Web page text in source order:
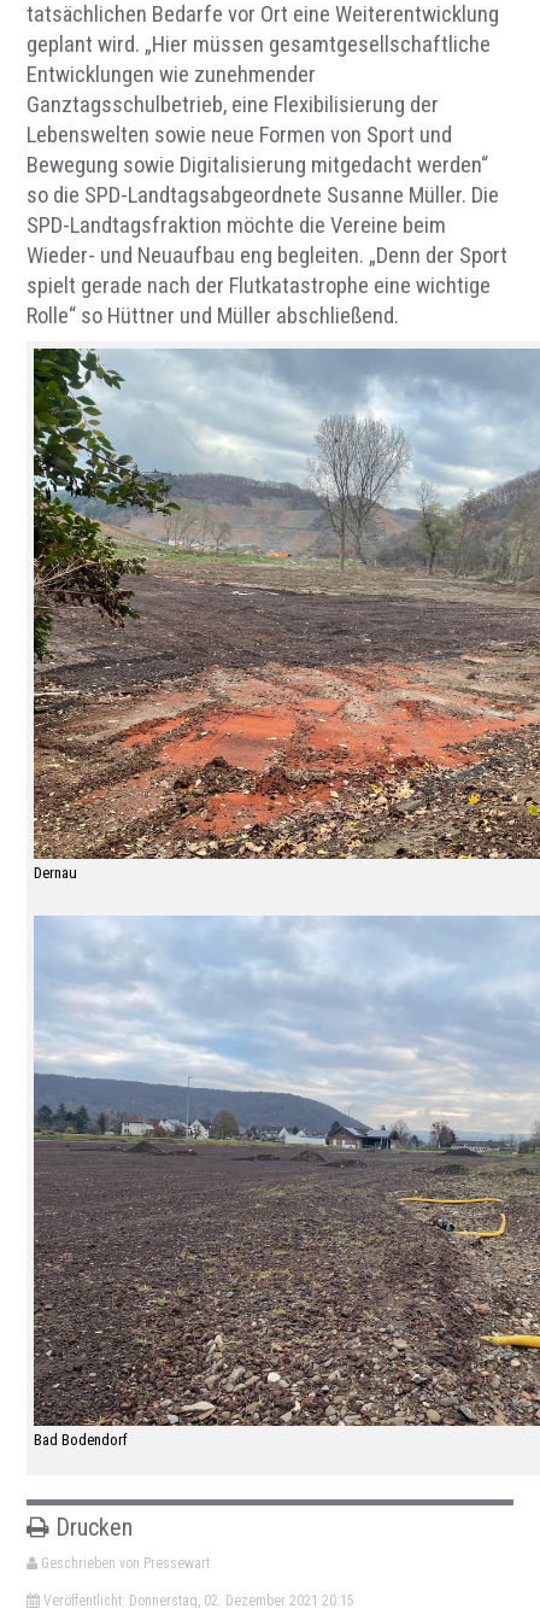
tatsächlichen Bedarfe vor Ort eine Weiterentwicklung
geplant wird. „Hier müssen gesamtgesellschaftliche
Entwicklungen wie zunehmender
Ganztagsschulbetrieb, eine Flexibilisierung der
Lebenswelten sowie neue Formen von Sport und
Bewegung sowie Digitalisierung mitgedacht werden“
so die SPD-Landtagsabgeordnete Susanne Müller. Die
SPD-Landtagsfraktion möchte die Vereine beim
Wieder- und Neuaufbau eng begleiten. „Denn der Sport
spielt gerade nach der Flutkatastrophe eine wichtige
Rolle“ so Hüttner und Müller abschließend.
Dernau
Bad Bodendorf
Drucken
Geschrieben von Pressewart
Veröffentlicht: Donnerstag, 02. Dezember 2021 20:15